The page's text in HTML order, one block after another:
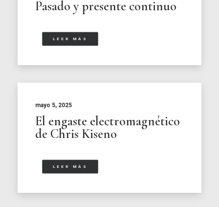
Pasado y presente continuo
LEER MÁS
mayo 5, 2025
El engaste electromagnético
de Chris Kiseno
LEER MÁS